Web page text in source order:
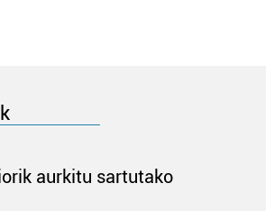
aurkitu sartutako